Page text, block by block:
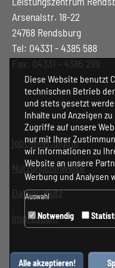
Arsenalstr. 18-22
24768 Rendsburg
Tel: 04331 - 4385 588
Fax: 04331 - 4385 299
jobcenter.digital
Nutzungshinweise
Datenschutz
Impressum
Diese Website benutzt
technischen Betrieb
und stets gesetzt
Inhalte und Anzeigen
Zugriffe auf unsere
nur mit Ihrer
wir Informationen zu
Website an unsere
Werbung und Analysen
Auswahl
Notwendig
Alle akzeptieren!